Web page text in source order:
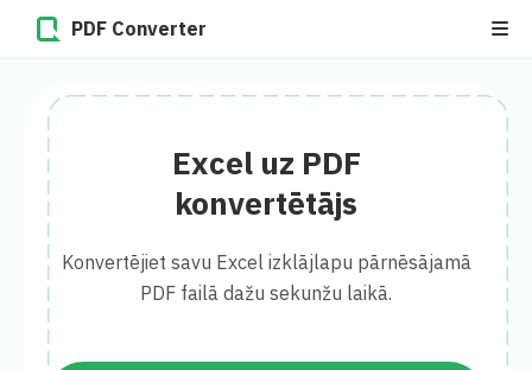
PDF Converter
Excel uz PDF
konvertētājs
Konvertējiet savu Excel izklājlapu pārnēsājamā
PDF failā dažu sekunžu laikā.